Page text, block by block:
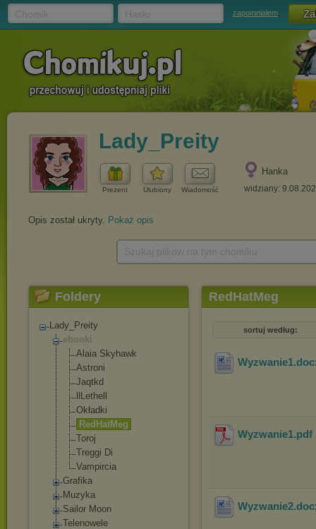
zapomniałem
Lady_Preity
Prezent Ulubiony Wiadomość
Hanka
widziany:
Opis został ukryty. Pokaż opis
Foldery
Lady_Preity
ebooki
Alaia Skyhawk
Astroni
Jaqtkd
llLethell
Okładki
RedHatMeg
Toroj
Treggi Di
Vampircia
Grafika
Muzyka
Sailor Moon
Telenowele
RedHatMeg
sortuj według:
Wyzwanie1
Wyzwanie1.pdf
Wyzwanie2